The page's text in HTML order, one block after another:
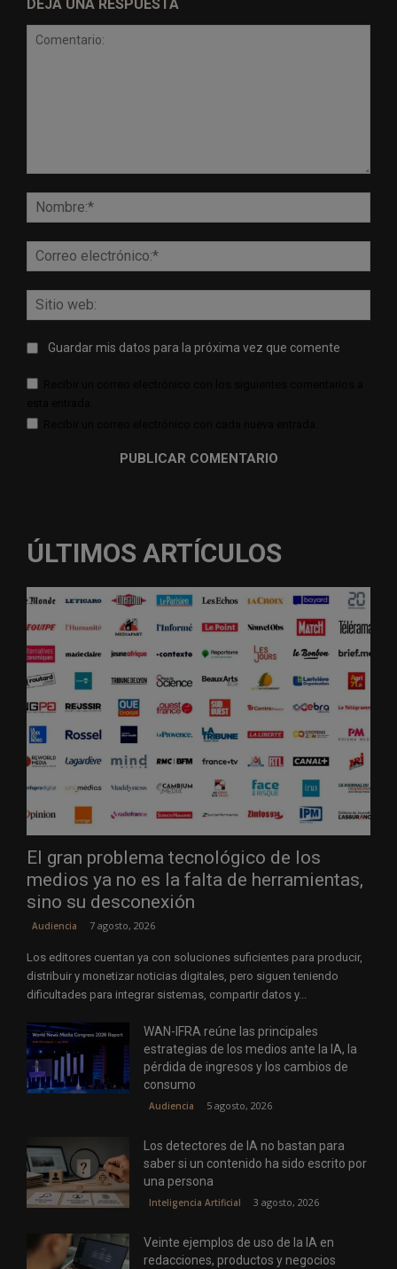
DEJA UNA RESPUESTA
Guardar mis datos para la próxima vez que comente
ÚLTIMOS ARTÍCULOS
El gran problema tecnológico de los
medios ya no es la falta de herramientas,
sino su desconexión
Audiencia 7 agosto, 2026
Los editores cuentan ya con soluciones suficientes para producir,
distribuir y monetizar noticias digitales, pero siguen teniendo
dificultades para integrar sistemas, compartir datos y...
WAN-IFRA reúne las principales
estrategias de los medios ante la IA, la
pérdida de ingresos y los cambios de
consumo
Audiencia 5 agosto, 2026
Los detectores de IA no bastan para
saber si un contenido ha sido escrito por
una persona
Inteligencia Artificial 3 agosto, 2026
Veinte ejemplos de uso de la IA en
redacciones, productos y negocios